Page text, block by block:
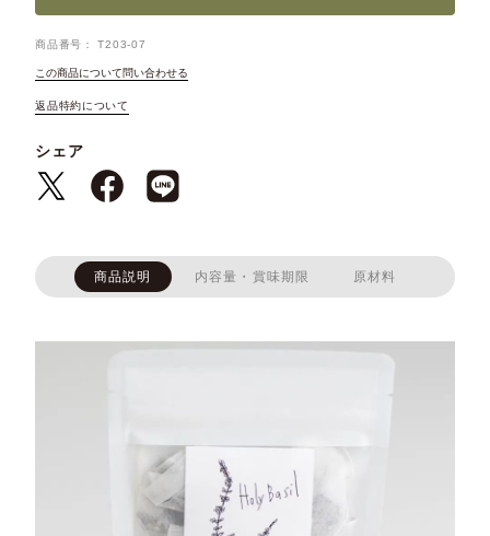
商品番号 T203-07
この商品について問い合わせる
返品特約について
シェア
商品説明 内容量・賞味期限 原材料